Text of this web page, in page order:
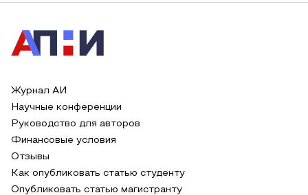
Журнал АИ
Научные конференции
Руководство для авторов
Финансовые условия
Отзывы
Как опубликовать статью студенту
Опубликовать статью магистранту